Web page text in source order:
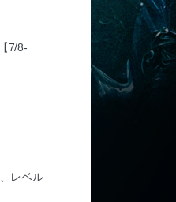
7/8-
レベル